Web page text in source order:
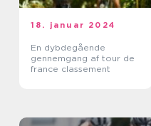
18. januar 2024
En dybdegående
gennemgang af tour de
france classement